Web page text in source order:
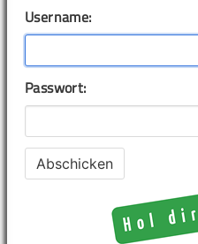
Username:
Passwort: